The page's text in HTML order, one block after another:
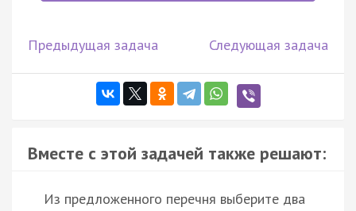
Предыдущая задача Следующая задача
Вместе с этой задачей также решают:
Из предложенного перечня выберите два